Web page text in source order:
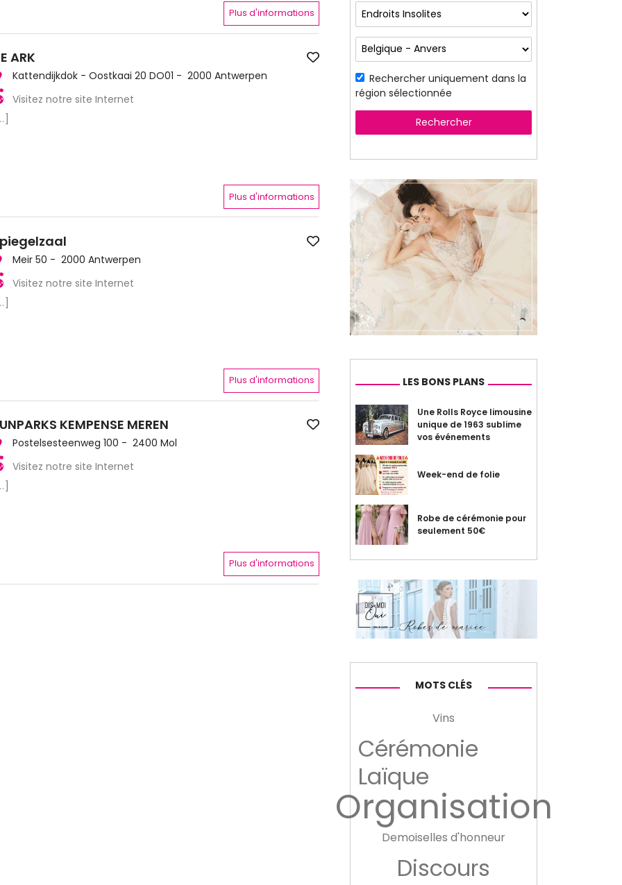
Plus d'informations
ARK
Kattendijkdok - Oostkaai 20 DO01 - 2000 Antwerpen
Visitez notre site Internet
Plus d'informations
Meir 50 - 2000 Antwerpen
Visitez notre site Internet
Plus d'informations
KEMPENSE MEREN
Postelsesteenweg 100 - 2400 Mol
Visitez notre site Internet
Plus d'informations
Rechercher uniquement dans la
région sélectionnée
Rechercher
LES BONS PLANS
Une Rolls Royce limousine
unique de 1963 sublime
vos événements
Week-end de folie
Robe de cérémonie pour
seulement 50€
MOTS CLÉS
Vins
Cérémonie
Laïque
Organisation
Demoiselles d'honneur
Discours